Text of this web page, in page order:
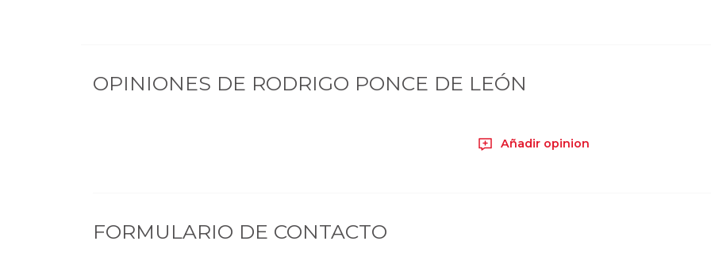
OPINIONES DE RODRIGO PONCE DE LEÓN
Añadir opinion
FORMULARIO DE CONTACTO